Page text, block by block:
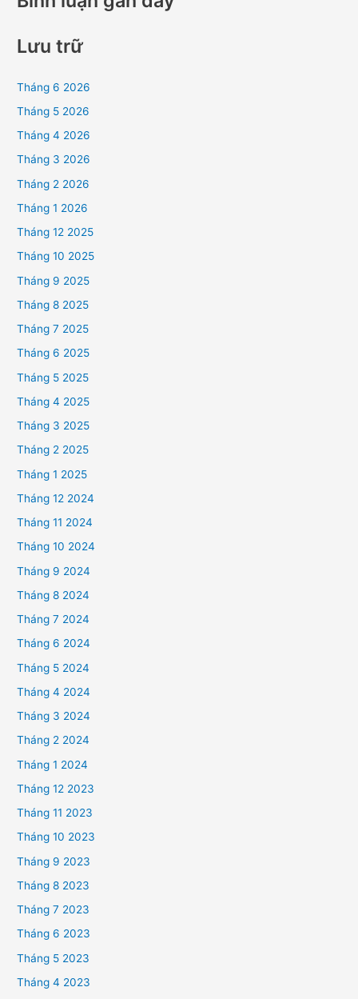
Lưu trữ
Tháng 6 2026
Tháng 5 2026
Tháng 4 2026
Tháng 3 2026
Tháng 2 2026
Tháng 1 2026
Tháng 12 2025
Tháng 10 2025
Tháng 9 2025
Tháng 8 2025
Tháng 7 2025
Tháng 6 2025
Tháng 5 2025
Tháng 4 2025
Tháng 3 2025
Tháng 2 2025
Tháng 1 2025
Tháng 12 2024
Tháng 11 2024
Tháng 10 2024
Tháng 9 2024
Tháng 8 2024
Tháng 7 2024
Tháng 6 2024
Tháng 5 2024
Tháng 4 2024
Tháng 3 2024
Tháng 2 2024
Tháng 1 2024
Tháng 12 2023
Tháng 11 2023
Tháng 10 2023
Tháng 9 2023
Tháng 8 2023
Tháng 7 2023
Tháng 6 2023
Tháng 5 2023
Tháng 4 2023